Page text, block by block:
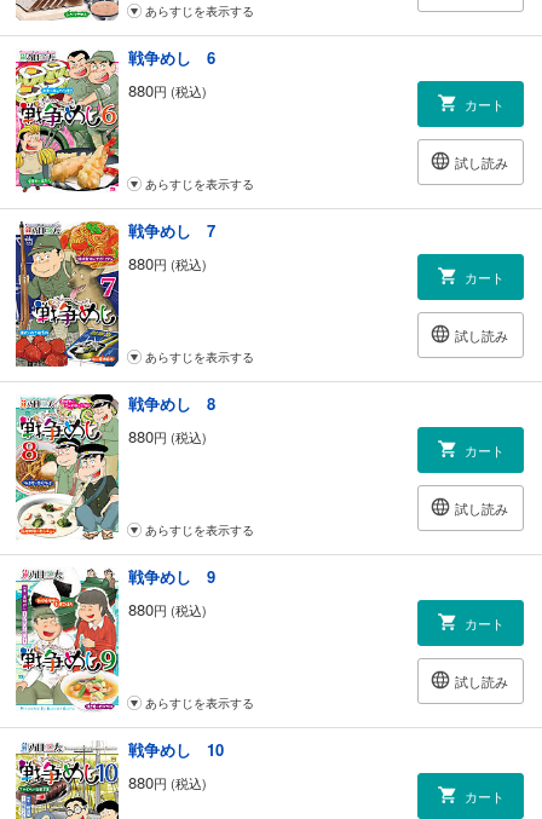
あらすじを表示する
戦争めし 6
880円 (税込)
カート
試し読み
あらすじを表示する
戦争めし 7
880円 (税込)
カート
試し読み
あらすじを表示する
戦争めし 8
880円 (税込)
カート
試し読み
あらすじを表示する
戦争めし 9
880円 (税込)
カート
試し読み
あらすじを表示する
戦争めし 10
880円 (税込)
カート